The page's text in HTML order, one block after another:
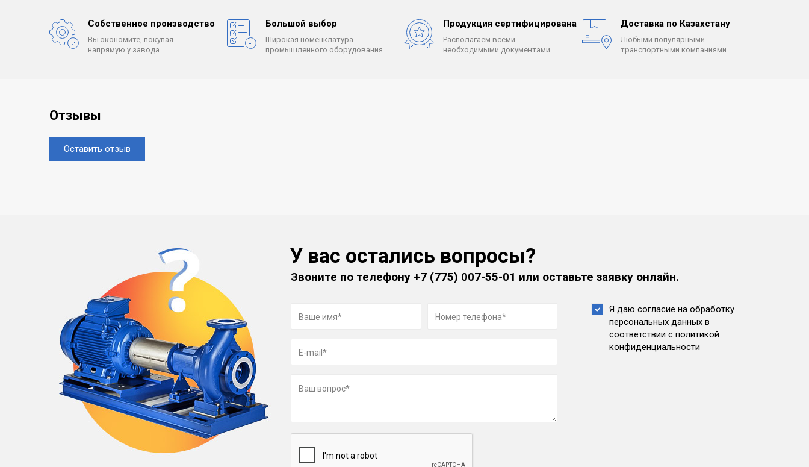
Собственное производство
Вы экономите, покупая
напрямую у завода.
Большой выбор
Широкая номенклатура
промышленного оборудования.
Продукция сертифицирована
Располагаем всеми
необходимыми документами.
Доставка по Казахстану
Любыми популярными
транспортными компаниями.
Отзывы
Оставить отзыв
У вас остались вопросы?
Звоните по телефону+7 (775) 007-55-01 или оставьте заявку онлайн.
Я даю согласие на обработку
персональных данных в
соответствии с политикой
конфиденциальности